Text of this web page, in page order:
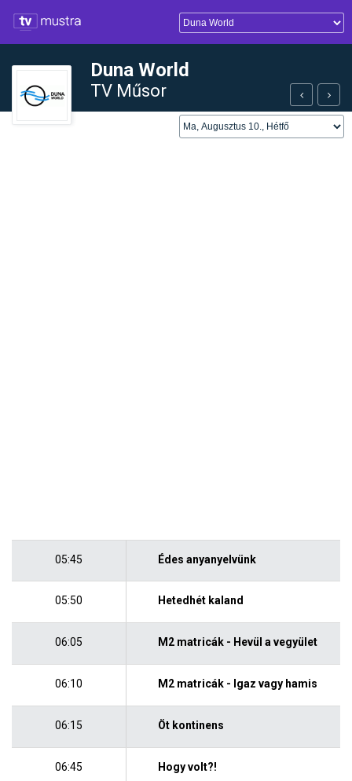
Duna World
TV Műsor
05:45 Édes anyanyelvünk
05:50 Hetedhét kaland
06:05 M2 matricák - Hevül a vegyület
06:10 M2 matricák - Igaz vagy hamis
06:15 Öt kontinens
06:45 Hogy volt?!